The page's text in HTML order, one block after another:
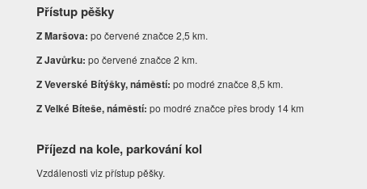
Přístup pěšky
Z Maršova:po červené značce 2,5 km.
Z Javůrku: po červené značce 2 km.
Z Veverské Bítýšky, náměstí: po modré značce 8,5 km.
Z Velké Bíteše, náměstí: po modré značce přes brody 14 km
Příjezd na kole, parkování kol
Vzdálenosti viz přístup pěšky.